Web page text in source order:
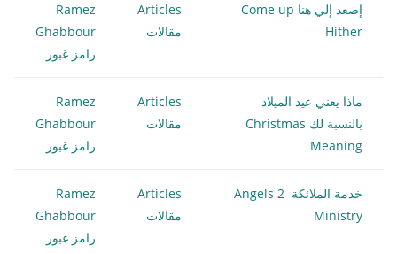
إصعد إلي هنا Come up
Hither
Articles
مقالات
Ramez
Ghabbour
رامز غبور
ماذا يعني عيد الميلاد
بالنسبة لك Christmas
Meaning
Articles
مقالات
Ramez
Ghabbour
رامز غبور
خدمة الملائكة 2 Angels
Ministry
Articles
مقالات
Ramez
Ghabbour
رامز غبور